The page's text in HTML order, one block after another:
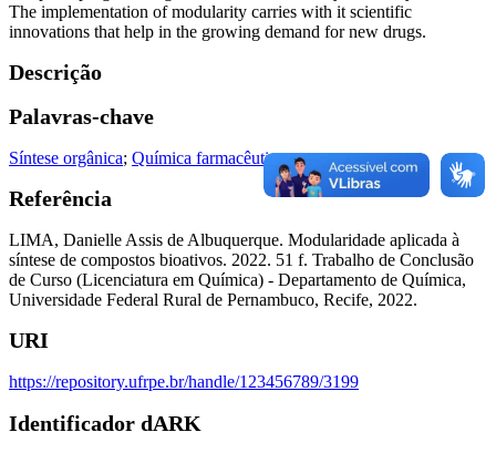
The implementation of modularity carries with it scientific
innovations that help in the growing demand for new drugs.
Descrição
Palavras-chave
Síntese orgânica; Química farmacêutica
Referência
LIMA, Danielle Assis de Albuquerque. Modularidade aplicada à
síntese de compostos bioativos. 2022. 51 f. Trabalho de Conclusão
de Curso (Licenciatura em Química) - Departamento de Química,
Universidade Federal Rural de Pernambuco, Recife, 2022.
URI
https://repository.ufrpe.br/handle/123456789/3199
Identificador dARK